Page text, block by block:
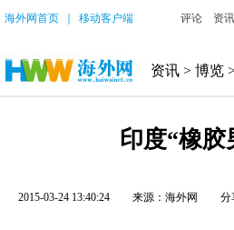
海外网首页 移动客户端 评论 资讯
资讯 > 博览
印度“橡胶
2015-03-24 13:40:24 来源：海外网 分